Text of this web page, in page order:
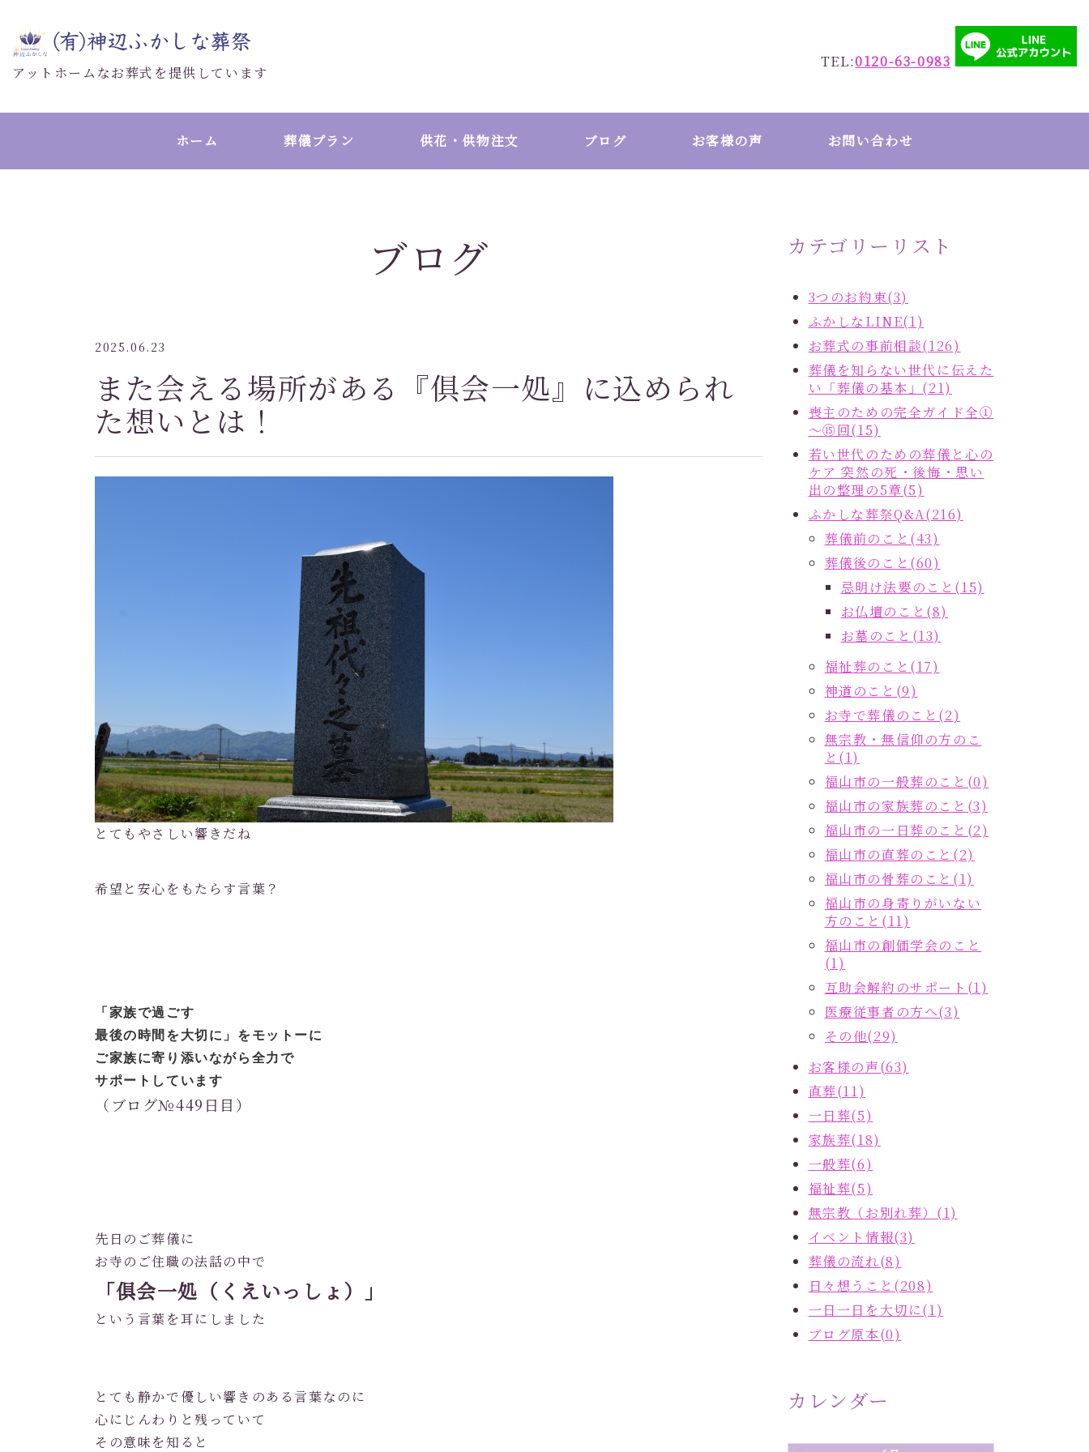
アットホームなお葬式を提供しています
TEL:0120-63-0983
ホーム 葬儀プラン 供花・供物注文 ブログ お客様の声 お問い合わせ
ブログ
2025.06.23
また会える場所がある『俱会一処』に込められ
た想いとは！
とてもやさしい響きだね
希望と安心をもたらす言葉？
「家族で過ごす
最後の時間を大切に」 をモットーに
ご家族に寄り添いながら全力で
サポートしています
（ブログ№449日目）
先日のご葬儀に
お寺のご住職の法話の中で
「俱会一処（くえいっしょ）」
という言葉を耳にしました
とても静かで優しい響きのある言葉なのに
心にじんわりと残っていて
その意味を知ると
カテゴリーリスト
3つのお約束(3)
ふかしなLINE(1)
お葬式の事前相談(126)
葬儀を知らない世代に伝えた
い「葬儀の基本」(21)
喪主のための完全ガイド全①
～⑮回(15)
若い世代のための葬儀と心の
ケア 突然の死・後悔・思い
出の整理の5章(5)
ふかしな葬祭Q&A(216)
葬儀前のこと(43)
葬儀後のこと(60)
忌明け法要のこと(15)
お仏壇のこと(8)
お墓のこと(13)
福祉葬のこと(17)
神道のこと(9)
お寺で葬儀のこと(2)
無宗教・無信仰の方のこ
と(1)
福山市の一般葬のこと(0)
福山市の家族葬のこと(3)
福山市の一日葬のこと(2)
福山市の直葬のこと(2)
福山市の骨葬のこと(1)
福山市の身寄りがいない
方のこと(11)
福山市の創価学会のこと
(1)
互助会解約のサポート(1)
医療従事者の方へ(3)
その他(29)
お客様の声(63)
直葬(11)
一日葬(5)
家族葬(18)
一般葬(6)
福祉葬(5)
無宗教（お別れ葬）(1)
イベント情報(3)
葬儀の流れ(8)
日々想うこと(208)
一日一日を大切に(1)
ブログ原本(0)
カレンダー